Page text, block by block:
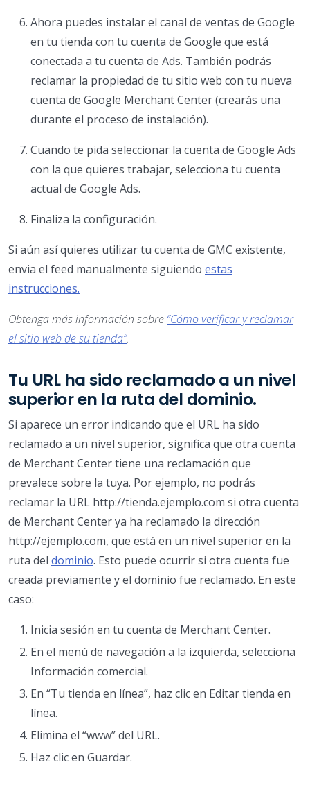
Ahora puedes instalar el canal de ventas de Google
en tu tienda con tu cuenta de Google que está
conectada a tu cuenta de Ads. También podrás
reclamar la propiedad de tu sitio web con tu nueva
cuenta de Google Merchant Center (crearás una
durante el proceso de instalación).
Cuando te pida seleccionar la cuenta de Google Ads
con la que quieres trabajar, selecciona tu cuenta
actual de Google Ads.
Finaliza la configuración.
Si aún así quieres utilizar tu cuenta de GMC existente,
envia el feed manualmente siguiendo estas
instrucciones.
Obtenga más información sobre “Cómo verificar y reclamar
el sitio web de su tienda”.
Tu URL ha sido reclamado a un nivel
superior en la ruta del dominio.
Si aparece un error indicando que el URL ha sido
reclamado a un nivel superior, significa que otra cuenta
de Merchant Center tiene una reclamación que
prevalece sobre la tuya. Por ejemplo, no podrás
reclamar la URL http://tienda.ejemplo.com si otra cuenta
de Merchant Center ya ha reclamado la dirección
http://ejemplo.com, que está en un nivel superior en la
ruta del dominio. Esto puede ocurrir si otra cuenta fue
creada previamente y el dominio fue reclamado. En este
caso:
Inicia sesión en tu cuenta de Merchant Center.
En el menú de navegación a la izquierda, selecciona
Información comercial.
En “Tu tienda en línea”, haz clic en Editar tienda en
línea.
Elimina el “www” del URL.
Haz clic en Guardar.